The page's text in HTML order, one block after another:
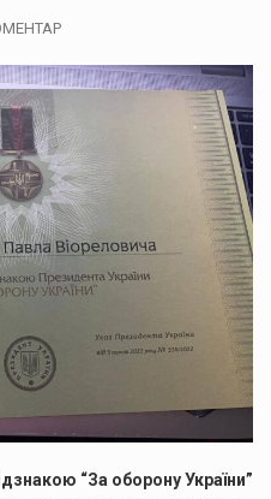
“За оборону України”